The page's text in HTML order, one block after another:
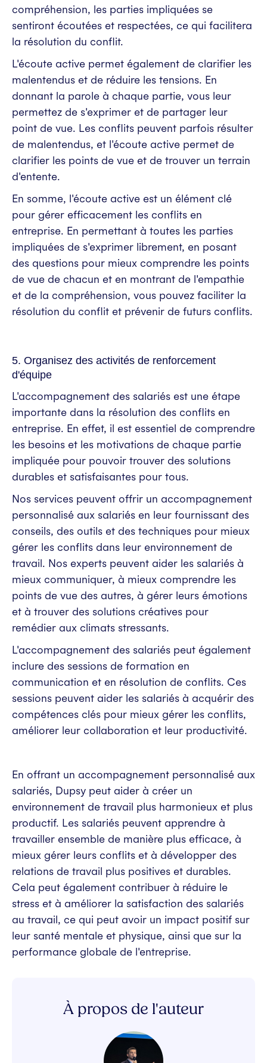
compréhension, les parties impliquées se
sentiront écoutées et respectées, ce qui facilitera
la résolution du conflit.
L'écoute active permet également de clarifier les
malentendus et de réduire les tensions. En
donnant la parole à chaque partie, vous leur
permettez de s'exprimer et de partager leur
point de vue. Les conflits peuvent parfois résulter
de malentendus, et l'écoute active permet de
clarifier les points de vue et de trouver un terrain
d'entente.
En somme, l'écoute active est un élément clé
pour gérer efficacement les conflits en
entreprise. En permettant à toutes les parties
impliquées de s'exprimer librement, en posant
des questions pour mieux comprendre les points
de vue de chacun et en montrant de l'empathie
et de la compréhension, vous pouvez faciliter la
résolution du conflit et prévenir de futurs conflits.
5. Organisez des activités de renforcement
d'équipe
L'accompagnement des salariés est une étape
importante dans la résolution des conflits en
entreprise. En effet, il est essentiel de comprendre
les besoins et les motivations de chaque partie
impliquée pour pouvoir trouver des solutions
durables et satisfaisantes pour tous.
Nos services peuvent offrir un accompagnement
personnalisé aux salariés en leur fournissant des
conseils, des outils et des techniques pour mieux
gérer les conflits dans leur environnement de
travail. Nos experts peuvent aider les salariés à
mieux communiquer, à mieux comprendre les
points de vue des autres, à gérer leurs émotions
et à trouver des solutions créatives pour
remédier aux climats stressants.
L'accompagnement des salariés peut également
inclure des sessions de formation en
communication et en résolution de conflits. Ces
sessions peuvent aider les salariés à acquérir des
compétences clés pour mieux gérer les conflits,
améliorer leur collaboration et leur productivité.
En offrant un accompagnement personnalisé aux
salariés, Dupsy peut aider à créer un
environnement de travail plus harmonieux et plus
productif. Les salariés peuvent apprendre à
travailler ensemble de manière plus efficace, à
mieux gérer leurs conflits et à développer des
relations de travail plus positives et durables.
Cela peut également contribuer à réduire le
stress et à améliorer la satisfaction des salariés
au travail, ce qui peut avoir un impact positif sur
leur santé mentale et physique, ainsi que sur la
performance globale de l'entreprise.
À propos de l'auteur